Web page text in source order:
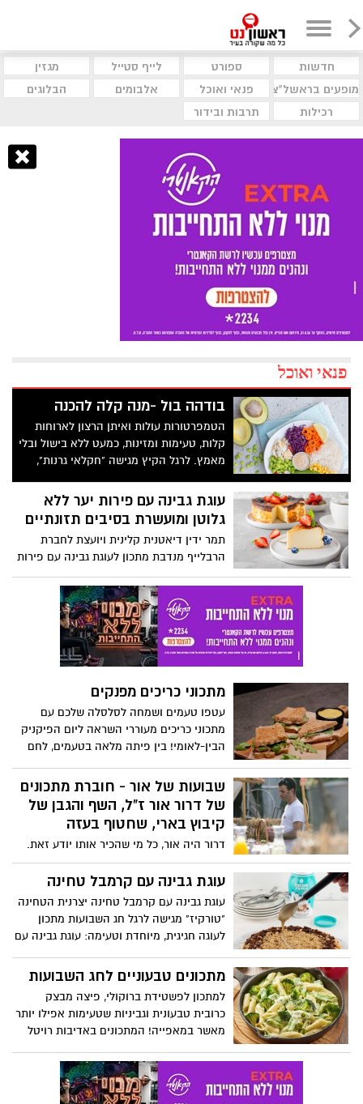
חדשות ספורט לייף סטייל
מגזין
מופעים בראשל"צ
פנאי ואוכל אלבומים
הבלוגים
רכילות
תרבות ובידור
פנאי ואוכל
בודהה בול -מנה קלה להכנה
הטמפרטורות עולות ואיתן הרצון לארוחות
קלות, טעימות ומזינות, כמעט ללא בישול ובלי
מאמץ. לרגל הקיץ מגישה "חקלאי גרנות",
הפירות והירקות לרשתות המזון, מתכון למנה
קלילה וטעימה, המורכבת מאבוקדו טרי, דג
לברק ושפע ירקות: בודהה בול. המנה קלה
להכנה, מזינה ומתאימה כארוחה עיקרית או
כארוחת ביניים בתפריט יומי מאוזן
עוגת גבינה עם פירות יער ללא
גלוטן ומועשרת בסיבים תזונתיים
תמר ידין דיאטנית קלינית ויועצת לחברת
הרבלייף מנדבת מתכון לעוגת גבינה עם פירות
יער ללא גלוטן ומועשרת בסיבים תזונתיים
מתכוני כריכים מפנקים
עטפו טעמים ושמחה לסלסלה שלכם עם
מתכוני כריכים מעוררי השראה ליום הפיקניק
הבין-לאומי! בין פיתה מלאה בטעמים, לחם
לכם את הליין-אפ המושלם ליום חוץ חגיגי. כל
כריך מוכן להוסיף קסם והנאה לכל פיקניק
ולשדרג את החוויה הקולינרית בטבע.
המתכונים באדיבות מחלקת התזונה של מותג
מוצרי החשמל Teka
שבועות של אור - חוברת מתכונים
של דרור אור ז"ל, השף והגבן של
קיבוץ בארי, שחטוף בעזה
דרור היה אור, כל מי שהכיר אותו יודע זאת.
דרור עבד במחלבת בארי כגבן ושף, ואף ניהל
אירועי קייטרינג חלבי מעולים. בשנים
האחרונות דרור השקיע את כל כולו בניהול
ובפיתוח המחלבה, יחד עם הצוות המדהים
דגן פלג ויעקב בנאקוט. דרור היה איש
לסביבה שלו.
עוגת גבינה עם קרמבל טחינה
עוגת גבינה עם קרמבל טחינה יצרנית הטחינה
"טורקיז" מגישה לרגל חג השבועות מתכון
לעוגה חגיגית, מיוחדת וטעימה: עוגת גבינה עם
שכבות של קלתית, מילוי מתוק של גבינה ומעל
טעם עשיר הדומה לחלוה. העוגה קלה באופן
יחסי להכנה, תקשט את שולחן החג ותהיה
חגיגה לחיך לכל המשפחה.
מתכונים טבעוניים לחג השבועות
למתכון לפשטידת ברוקולי, פיצה מבצק
כרובית טבעונית וגביניות שטעימות אפילו יותר
מאשר במאפייה! המתכונים באדיבות רויטל
בריא" עבור משרד החינוך ומורה לחינוך תזונתי
בבתי ספר